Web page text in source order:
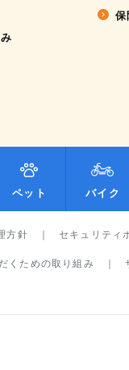
保
ペット バイク
方針 セキュリティ
くための取り組み